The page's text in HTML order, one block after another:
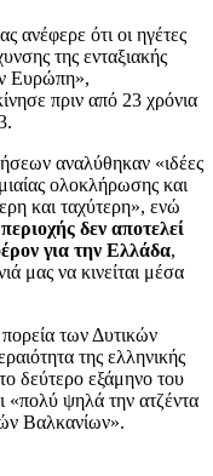
ανέφερε ότι οι ηγέτες
της ενταξιακής
Ευρώπη»,
πριν από 23 χρόνια
αναλύθηκαν «ιδέες
ολοκλήρωσης και
και ταχύτερη», ενώ
δεν αποτελεί
για την Ελλάδα,
μας να κινείται μέσα
των Δυτικών
της ελληνικής
δεύτερο εξάμηνο του
«πολύ ψηλά την ατζέντα
Βαλκανίων».